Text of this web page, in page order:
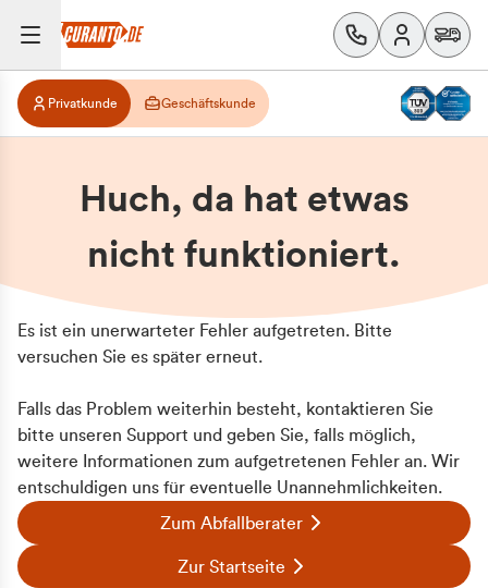
Privatkunde Geschäftskunde
Huch, da hat etwas
nicht funktioniert.
Es ist ein unerwarteter Fehler aufgetreten. Bitte
versuchen Sie es später erneut.
Falls das Problem weiterhin besteht, kontaktieren Sie
bitte unseren Support und geben Sie, falls möglich,
weitere Informationen zum aufgetretenen Fehler an. Wir
entschuldigen uns für eventuelle Unannehmlichkeiten.
Zum Abfallberater
Zur Startseite